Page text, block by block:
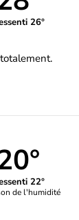
26°
22°
de l'humidité